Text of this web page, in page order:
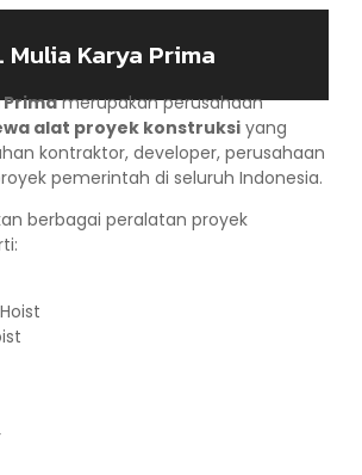
Mulia Karya Prima
Primamerupakan perusahaan
alat proyek konstruksi yang
kontraktor, developer, perusahaan
pemerintah di seluruh Indonesia.
berbagai peralatan proyek